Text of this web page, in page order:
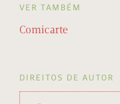
VER TAMBÉM
Comicarte
DIREITOS DE AUTOR